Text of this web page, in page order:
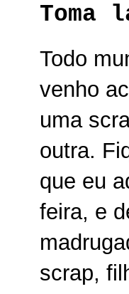
Toma
Todo
venho
uma
outra.
que eu
feira, e
scrap,